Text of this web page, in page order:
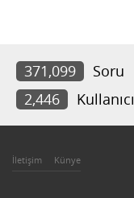
371,099 Soru
2,446
Kullanıcı
İletişim Künye